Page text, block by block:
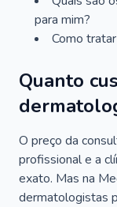
para mim?
Como
Quanto
O preço da
profissional e a
exato. Mas na
dermatologistas